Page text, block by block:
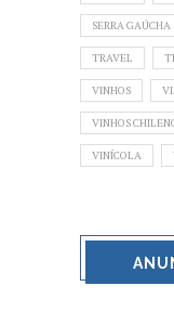
SERRA GAÚCHA
TRAVEL
VINHOS
VINHOS
VINÍCOLA